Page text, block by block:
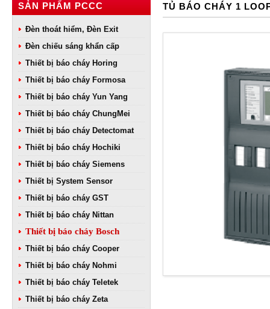
SẢN PHẨM PCCC
Đèn thoát hiểm, Đèn Exit
Đèn chiếu sáng khẩn cấp
Thiết bị báo cháy Horing
Thiết bị báo cháy Formosa
Thiết bị báo cháy Yun Yang
Thiết bị báo cháy ChungMei
Thiết bị báo cháy Detectomat
Thiết bị báo cháy Hochiki
Thiết bị báo cháy Siemens
Thiết bị System Sensor
Thiết bị báo cháy GST
Thiết bị báo cháy Nittan
Thiết bị báo cháy Bosch
Thiết bị báo cháy Cooper
Thiết bị báo cháy Nohmi
Thiết bị báo cháy Teletek
Thiết bị báo cháy Zeta
TỦ BÁO CHÁY 1